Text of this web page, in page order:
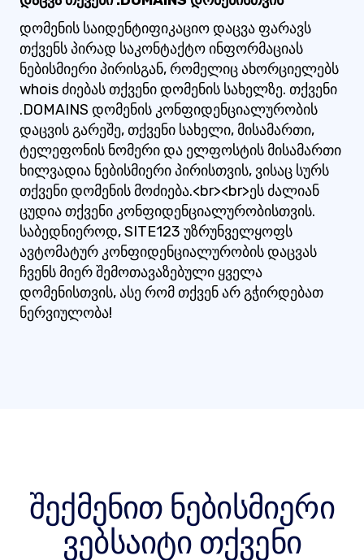
დომენის საიდენტიფიკაციო დაცვა ფარავს
თქვენს პირად საკონტაქტო ინფორმაციას
ნებისმიერი პირისგან, რომელიც ახორციელებს
whois ძიებას თქვენი დომენის სახელზე. თქვენი
.DOMAINS დომენის კონფიდენციალურობის
დაცვის გარეშე, თქვენი სახელი, მისამართი,
ტელეფონის ნომერი და ელფოსტის მისამართი
ხილვადია ნებისმიერი პირისთვის, ვისაც სურს
თქვენი დომენის მოძიება.<br><br>ეს ძალიან
ცუდია თქვენი კონფიდენციალურობისთვის.
საბედნიეროდ, SITE123 უზრუნველყოფს
ავტომატურ კონფიდენციალურობის დაცვას
ჩვენს მიერ შემოთავაზებული ყველა
დომენისთვის, ასე რომ თქვენ არ გჭირდებათ
ნერვიულობა!
შექმენით ნებისმიერი
ვებსაიტი თქვენი